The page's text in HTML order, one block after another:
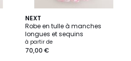
NEXT
Robe en tulle à manches
longues et sequins
à partir de
70,00 €